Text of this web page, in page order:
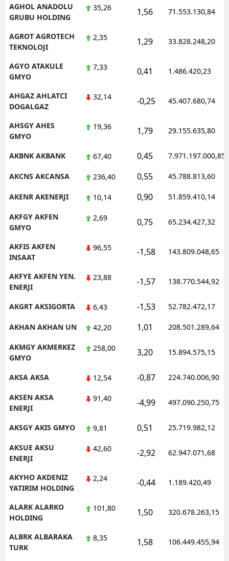
AGHOL ANADOLU
GRUBU HOLDING
35,26 1,56 71.553.130,84
AGROT AGROTECH
TEKNOLOJI
2,35 1,29 33.828.248,20
AGYO ATAKULE
GMYO
7,33 0,41 1.486.420,23
AHGAZ AHLATCI
DOGALGAZ
32,14 -0,25 45.407.680,74
AHSGY AHES
GMYO
19,36 1,79 29.155.635,80
AKBNK AKBANK 67,40 0,45 7.971.197.000,85
AKCNS AKCANSA 236,40 0,55 45.788.813,60
AKENR AKENERJI 10,14 0,90 51.859.410,14
AKFGY AKFEN
GMYO
2,69 0,75 65.234.427,32
AKFIS AKFEN
INSAAT
96,55 -1,58 143.809.048,65
AKFYE AKFEN YEN.
ENERJI
23,88 -1,57 138.770.544,92
AKGRT AKSIGORTA 6,43 -1,53 52.782.472,17
AKHAN AKHAN UN 42,20 1,01 208.501.289,64
AKMGY AKMERKEZ
GMYO
258,00 3,20 15.894.575,15
AKSA AKSA 12,54 -0,87 224.740.006,90
AKSEN AKSA
ENERJI
91,40 -4,99 497.090.250,75
AKSGY AKIS GMYO 9,81 0,51 25.719.982,12
AKSUE AKSU
ENERJI
42,60 -2,92 62.947.071,68
AKYHO AKDENIZ
YATIRIM HOLDING
2,24 -0,44 1.189.420,49
ALARK ALARKO
HOLDING
101,80 1,50 320.678.263,15
ALBRK ALBARAKA
TURK
8,35 1,58 106.449.455,94